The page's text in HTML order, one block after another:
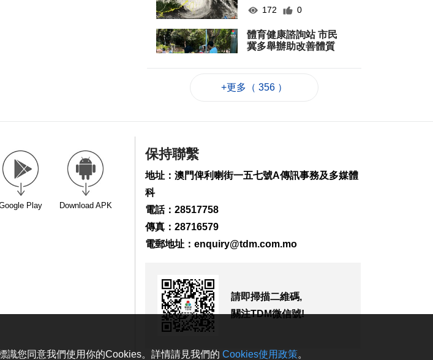
172
0
體育健康諮詢站 市民
冀多舉辦助改善體質
0.5%
賀新加坡國慶
“白海豚”將登陸浙閩
沿海 華東迎強風雨
2026-08-09 10:26
+更多（ 356 ）
Play Download APK
保持聯繫
地址：澳門俾利喇街一五七號A傳訊事務及多媒體
科
電話：28517758
傳真：28716579
電郵地址： enquiry@tdm.com.mo
請即掃描二維碼,
關注TDM微信號!
識您同意我們使用你的Cookies。詳情請見我們的 Cookies使用政策。